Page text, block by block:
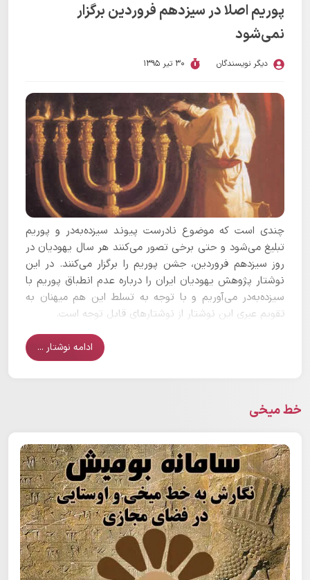
پوریم اصلا در سیزدهم فروردین برگزار
نمی‌شود
دیگر نویسندگان 30 تیر 1395
چندی است که موضوع نادرست پیوند سیزده‌به‌در و پوریم
تبلیغ می‌شود و حتی برخی تصور می‌کنند هر سال یهودیان در
روز سیزدهم فروردین، جشن پوریم را برگزار می‌کنند. در این
نوشتار پژوهش یهودیان ایران را درباره عدم انطباق پوریم با
سیزده‌به‌در می‌آوریم و با توجه به تسلط این هم میهنان به
تقویم عبری این نوشتار از نوشتارهای قابل توجه است.
ادامه نوشتار ...
خط میخی